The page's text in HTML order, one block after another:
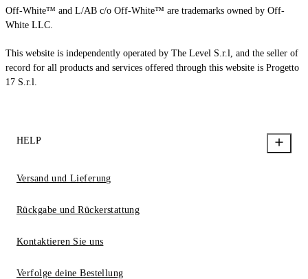
Off-White™ and L/AB c/o Off-White™ are trademarks owned by Off-
White LLC.
This website is independently operated by The Level S.r.l, and the seller of
record for all products and services offered through this website is Progetto
17 S.r.l.
HELP
Versand und Lieferung
Rückgabe und Rückerstattung
Kontaktieren Sie uns
Verfolge deine Bestellung